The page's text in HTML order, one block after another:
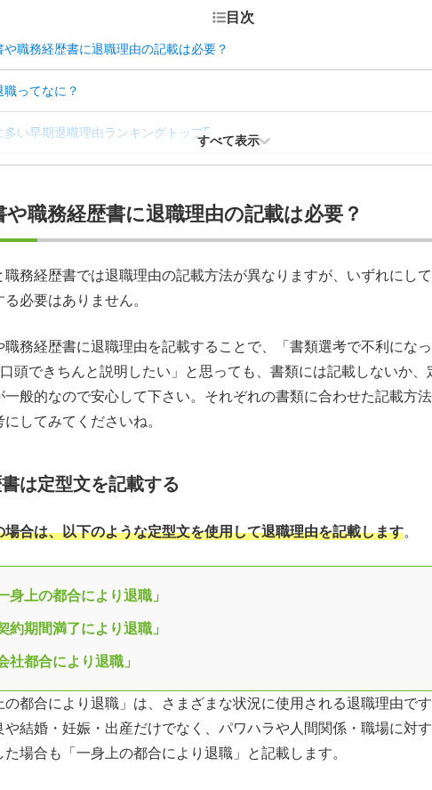
目次
や職務経歴書に退職理由の記載は必要？
職ってなに？
多い早期退職理由ランキングトップ5
を納得させる早期退職した理由の伝え方
職を防ぐ就職・転職のポイント
職の理由に関する疑問Q＆A
すべて表示
や職務経歴書に退職理由の記載は必要？
職務経歴書では退職理由の記載方法が異なりますが、いずれにし
る必要はありません。
職務経歴書に退職理由を記載することで、「書類選考で不利にな
頭できちんと説明したい」と思っても、書類には記載しないか、
一般的なので安心して下さい。それぞれの書類に合わせた記載方
してみてくださいね。
は定型文を記載する
場合は、以下のような定型文を使用して退職理由を記載します。
身上の都合により退職」
約期間満了により退職」
社都合により退職」
の都合により退職」は、さまざまな状況に使用される退職理由で
や結婚・妊娠・出産だけでなく、パワハラや人間関係・職場に対
た場合も「一身上の都合により退職」と記載します。